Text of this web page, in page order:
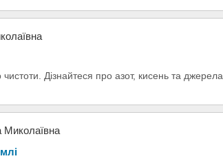
Дізнайтеся про азот, кисень та джерела
Миколаївна